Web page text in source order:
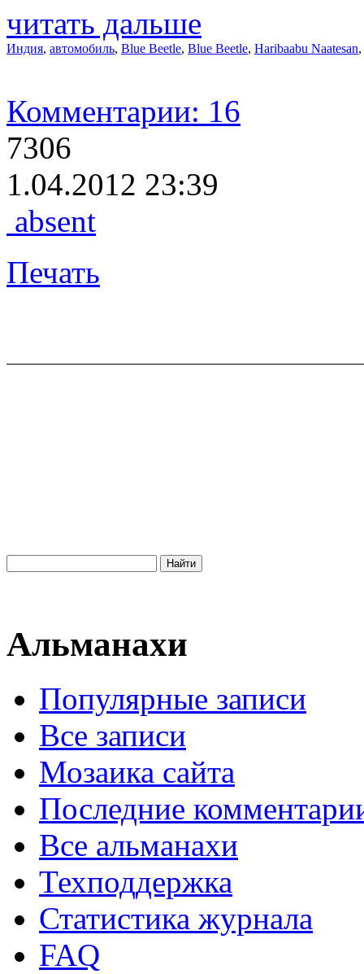
читать дальше
Индия, автомобиль, Blue Beetle, Blue Beetle, Haribaabu Naatesan,
Комментарии: 16
7306
1.04.2012 23:39
absent
Печать
Альманахи
Популярные записи
Все записи
Мозаика сайта
Последние
Все альманахи
Техподдержка
Статистика журнала
FAQ